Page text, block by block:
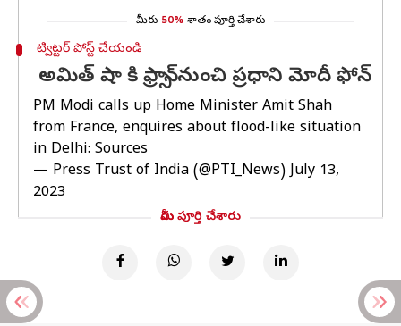
మీరు 50% శాతం పూర్తి చేశారు
ట్విట్టర్ పోస్ట్ చేయండి
అమిత్ షా కి ఫ్రాన్స్ నుంచి ప్రధాని మోదీ ఫోన్
PM Modi calls up Home Minister Amit Shah
from France, enquires about flood-like situation
in Delhi: Sources
— Press Trust of India (@PTI_News)July 13,
2023
మీరు పూర్తి చేశారు